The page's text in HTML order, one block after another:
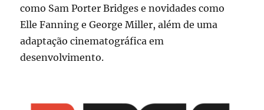
como Sam Porter Bridges e novidades como
Elle Fanning e George Miller, além de uma
adaptação cinematográfica em
desenvolvimento.